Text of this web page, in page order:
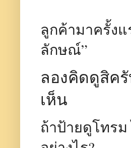
ลูกค้ามาครั้งแ
ลักษณ์”
ลองคิดดูสิค
เห็น
ถ้าป้ายดูโทร